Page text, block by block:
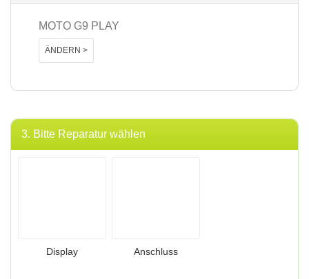
MOTO G9 PLAY
ÄNDERN >
3. Bitte Reparatur wählen
Display Anschluss